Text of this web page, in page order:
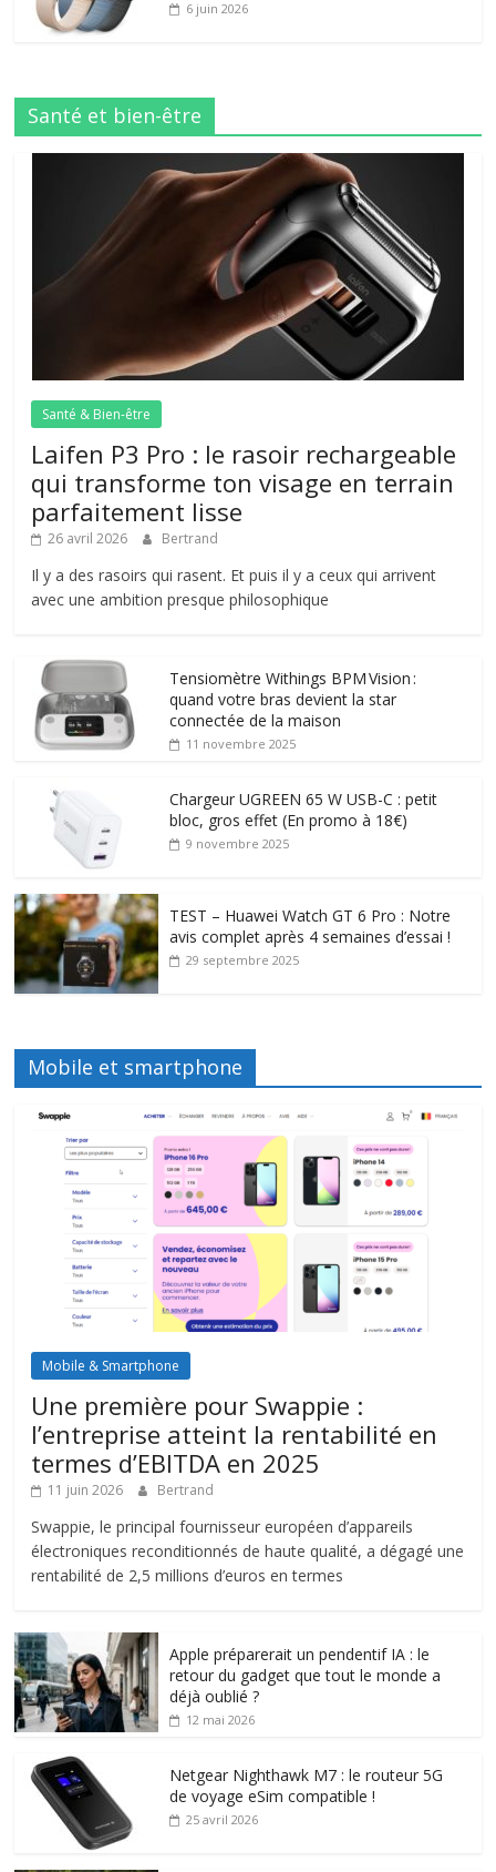
6 juin 2026
Santé et bien-être
Santé & Bien-être
Laifen P3 Pro : le rasoir rechargeable
qui transforme ton visage en terrain
parfaitement lisse
26 avril 2026 Bertrand
Il y a des rasoirs qui rasent. Et puis il y a ceux qui arrivent
avec une ambition presque philosophique
Tensiomètre Withings BPM Vision :
quand votre bras devient la star
connectée de la maison
11 novembre 2025
Chargeur UGREEN 65 W USB-C : petit
bloc, gros effet (En promo à 18€)
9 novembre 2025
TEST – Huawei Watch GT 6 Pro : Notre
avis complet après 4 semaines d’essai !
29 septembre 2025
Mobile et smartphone
Mobile & Smartphone
Une première pour Swappie :
l’entreprise atteint la rentabilité en
termes d’EBITDA en 2025
11 juin 2026 Bertrand
Swappie, le principal fournisseur européen d’appareils
électroniques reconditionnés de haute qualité, a dégagé une
rentabilité de 2,5 millions d’euros en termes
Apple préparerait un pendentif IA : le
retour du gadget que tout le monde a
déjà oublié ?
12 mai 2026
Netgear Nighthawk M7 : le routeur 5G
de voyage eSim compatible !
25 avril 2026